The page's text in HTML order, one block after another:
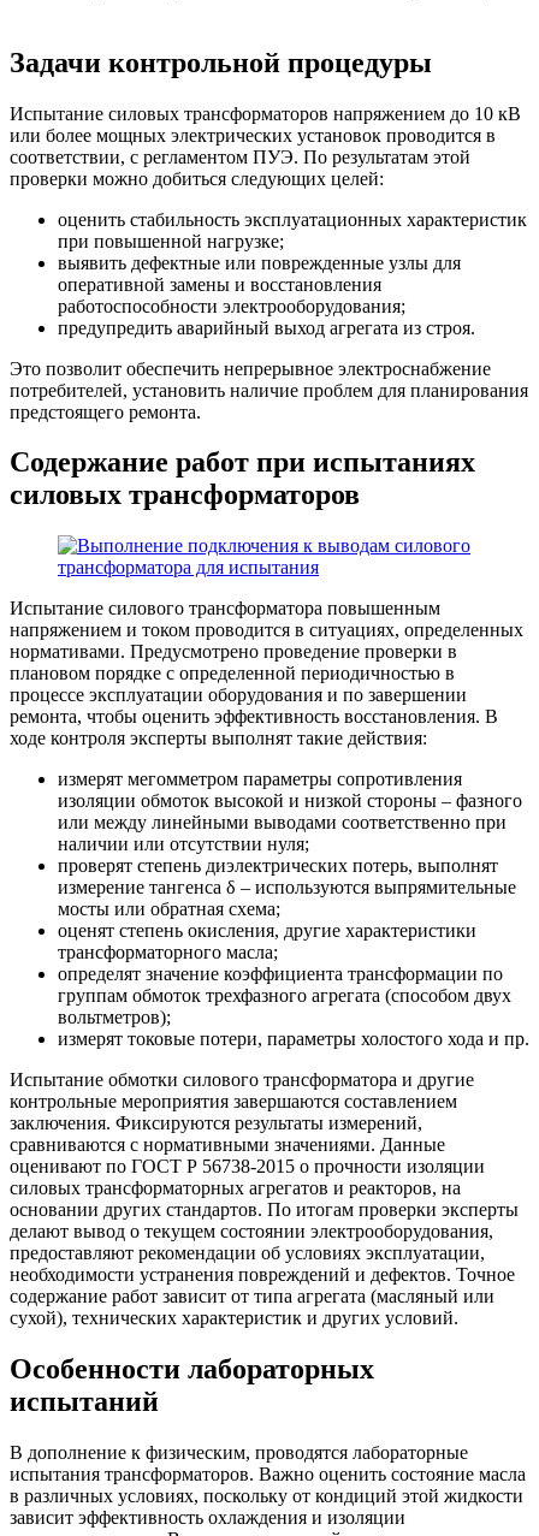
Задачи контрольной процедуры
Испытание силовых трансформаторов напряжением до 10 кВ
или более мощных электрических установок проводится в
соответствии, с регламентом ПУЭ. По результатам этой
проверки можно добиться следующих целей:
оценить стабильность эксплуатационных характеристик
при повышенной нагрузке;
выявить дефектные или поврежденные узлы для
оперативной замены и восстановления
работоспособности электрооборудования;
предупредить аварийный выход агрегата из строя.
Это позволит обеспечить непрерывное электроснабжение
потребителей, установить наличие проблем для планирования
предстоящего ремонта.
Содержание работ при испытаниях
силовых трансформаторов
Испытание силового трансформатора повышенным
напряжением и током проводится в ситуациях, определенных
нормативами. Предусмотрено проведение проверки в
плановом порядке с определенной периодичностью в
процессе эксплуатации оборудования и по завершении
ремонта, чтобы оценить эффективность восстановления. В
ходе контроля эксперты выполнят такие действия:
измерят мегомметром параметры сопротивления
изоляции обмоток высокой и низкой стороны – фазного
или между линейными выводами соответственно при
наличии или отсутствии нуля;
проверят степень диэлектрических потерь, выполнят
измерение тангенса δ – используются выпрямительные
мосты или обратная схема;
оценят степень окисления, другие характеристики
трансформаторного масла;
определят значение коэффициента трансформации по
группам обмоток трехфазного агрегата (способом двух
вольтметров);
измерят токовые потери, параметры холостого хода и пр.
Испытание обмотки силового трансформатора и другие
контрольные мероприятия завершаются составлением
заключения. Фиксируются результаты измерений,
сравниваются с нормативными значениями. Данные
оценивают по ГОСТ Р 56738-2015 о прочности изоляции
силовых трансформаторных агрегатов и реакторов, на
основании других стандартов. По итогам проверки эксперты
делают вывод о текущем состоянии электрооборудования,
предоставляют рекомендации об условиях эксплуатации,
необходимости устранения повреждений и дефектов. Точное
содержание работ зависит от типа агрегата (масляный или
сухой), технических характеристик и других условий.
Особенности лабораторных
испытаний
В дополнение к физическим, проводятся лабораторные
испытания трансформаторов. Важно оценить состояние масла
в различных условиях, поскольку от кондиций этой жидкости
зависит эффективность охлаждения и изоляции